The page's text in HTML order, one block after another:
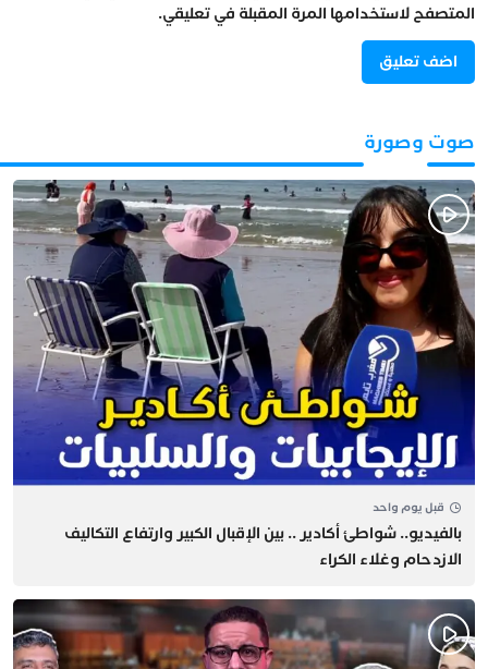
المتصفح لاستخدامها المرة المقبلة في تعليقي.
صوت وصورة
قبل يوم واحد
بالفيديو.. شواطئ أكادير .. بين الإقبال الكبير وارتفاع التكاليف
الازدحام وغلاء الكراء